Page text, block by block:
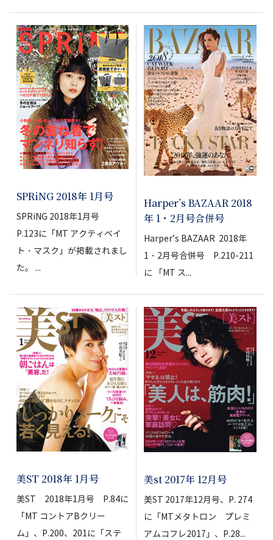
SPRiNG 2018年 1月号
SPRiNG 2018年1月号
P.123に「MT アクティベイ
ト・マスク」が掲載されまし
た。 ...
Harper’s BAZAAR 2018
年 1・2月号合併号
Harper’s BAZAAR 2018年
1・2月号合併号 P.210-211
に 「MT ス...
美ST 2018年 1月号
美ST 2018年1月号 P.84に
「MT コントアBクリー
ム」、P.200、201に「ステ
美st 2017年 12月号
美ST 2017年12月号、P. 274
に「MTメタトロン プレミ
アムコフレ2017」、P.28...